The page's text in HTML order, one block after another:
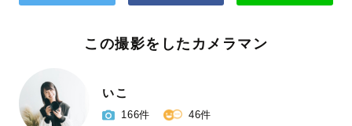
この撮影をしたカメラマン
いこ
166件 46件